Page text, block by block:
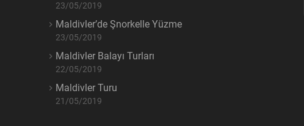
23/05/2019
Maldivler’de Şnorkelle Yüzme
23/05/2019
Maldivler Balayı Turları
22/05/2019
Maldivler Turu
21/05/2019